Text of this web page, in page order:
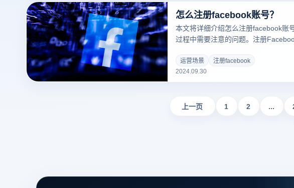
用户更好地确保他们的帐户安全。
怎么注册facebook账号？
本文将详细介绍怎么注册facebook账
过程中需要注意的问题。注册
这个过程比较简单，只需要提供一些基
比如名称、电子邮件或者手机号码、密
日、性别。完成这些步骤后，客户还应
子邮件或手机号码，以确保账户的安
性。了解注册流程后，就可以轻松打
运营场景
注册facebook
2024.09.30
上一页 1 2 ...